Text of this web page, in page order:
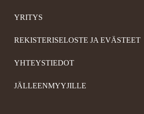
YRITYS
REKISTERISELOSTE JA EVÄSTEET
YHTEYSTIEDOT
JÄLLEENMYYJILLE